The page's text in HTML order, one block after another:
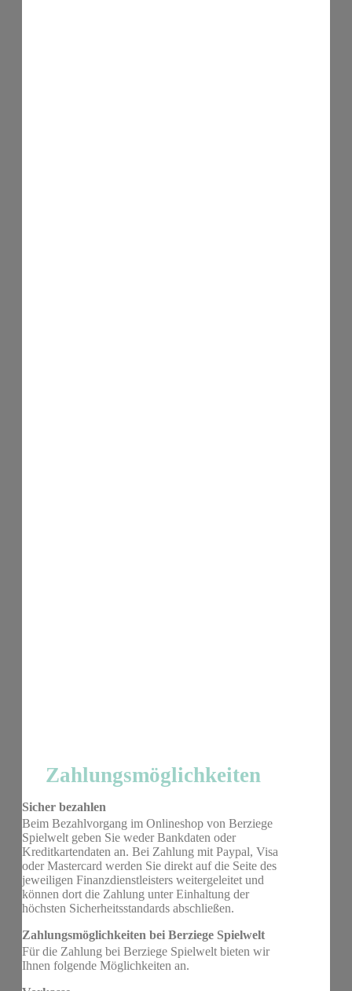
Zahlungsmöglichkeiten
Sicher bezahlen
Beim Bezahlvorgang im Onlineshop von Berziege
Spielwelt geben Sie weder Bankdaten oder
Kreditkartendaten an. Bei Zahlung mit Paypal, Visa
oder Mastercard werden Sie direkt auf die Seite des
jeweiligen Finanzdienstleisters weitergeleitet und
können dort die Zahlung unter Einhaltung der
höchsten Sicherheitsstandards abschließen.
Zahlungsmöglichkeiten bei Berziege Spielwelt
Für die Zahlung bei Berziege Spielwelt bieten wir
Ihnen folgende Möglichkeiten an.